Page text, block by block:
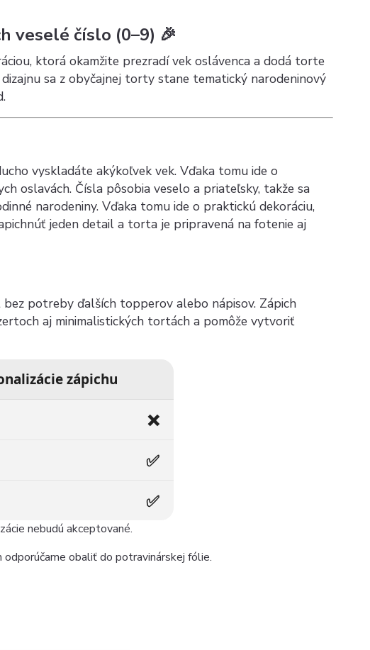
veselé číslo (0–9) 🎉
ktorá okamžite prezradí vek oslávenca a dodá torte
sa z obyčajnej torty stane tematický narodeninový
vyskladáte akýkoľvek vek. Vďaka tomu ide o
oslavách. Čísla pôsobia veselo a priateľsky, takže sa
narodeniny. Vďaka tomu ide o praktickú dekoráciu,
jeden detail a torta je pripravená na fotenie aj
potreby ďalších topperov alebo nápisov. Zápich
aj minimalistických tortách a pomôže vytvoriť
zápichu
❌
✅
✅
nebudú akceptované.
obaliť do potravinárskej fólie.